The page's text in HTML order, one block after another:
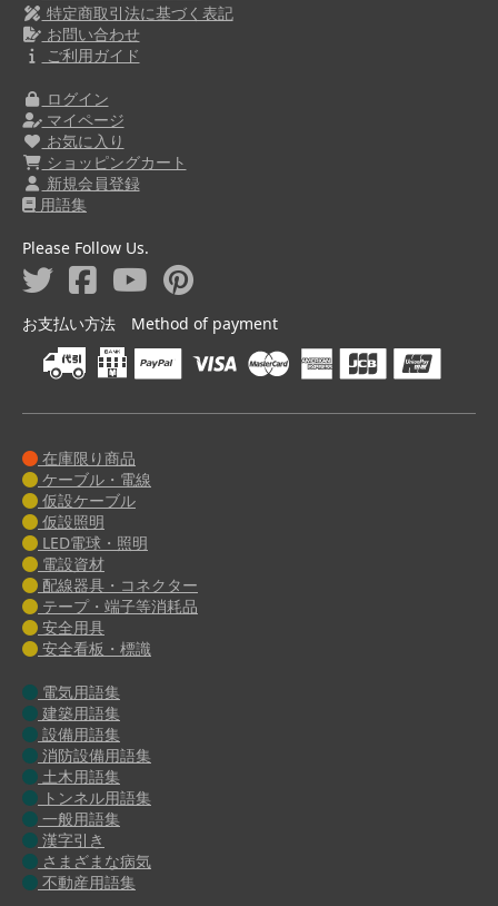
特定商取引法に基づく表記
お問い合わせ
ご利用ガイド
ログイン
マイページ
お気に入り
ショッピングカート
新規会員登録
用語集
Please Follow Us.
お支払い方法 Method of payment
在庫限り商品
ケーブル・電線
仮設ケーブル
仮設照明
LED電球・照明
電設資材
配線器具・コネクター
テープ・端子等消耗品
安全用具
安全看板・標識
電気用語集
建築用語集
設備用語集
消防設備用語集
土木用語集
トンネル用語集
一般用語集
漢字引き
さまざまな病気
不動産用語集